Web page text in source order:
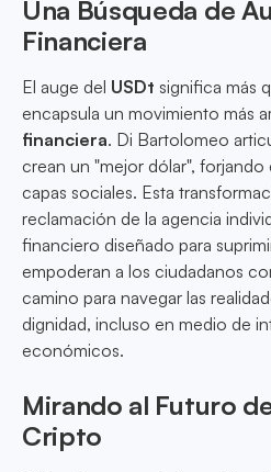
Una Búsqueda de
Financiera
El auge del USDt significa más
encapsula un movimiento más
financiera. Di Bartolomeo
crean un "mejor dólar",
capas sociales. Esta
reclamación de la agencia
financiero diseñado para
empoderan a los ciudadanos
camino para navegar las
dignidad, incluso en medio de
económicos.
Mirando al Futuro
Cripto